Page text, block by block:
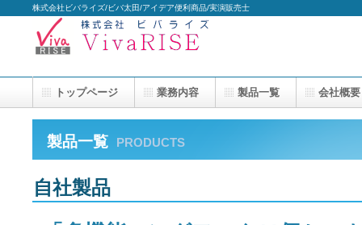
株式会社ビバライズ/ビバ太田/アイデア便利商品/実演販売士
製品一覧 PRODUCTS
自社製品
トップページ 業務内容 製品一覧 会社概要